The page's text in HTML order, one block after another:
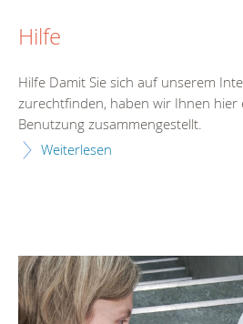
Hilfe
Hilfe Damit Sie sich auf unserem
zurechtfinden, haben wir Ihnen hier
Benutzung zusammengestellt.
Weiterlesen